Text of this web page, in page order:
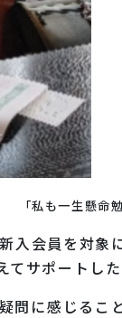
「私も一生懸命
入会員を対象
てサポートし
問に感じるこ